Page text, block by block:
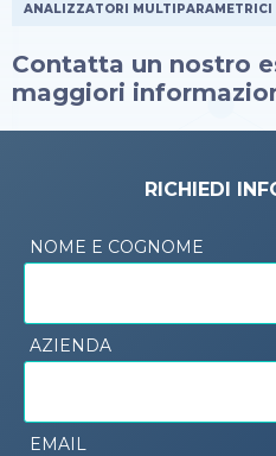
ANALIZZATORI MULTIPARAMETRICI
Contatta un nostro
maggiori
RICHIEDI
NOME E COGNOME
AZIENDA
EMAIL